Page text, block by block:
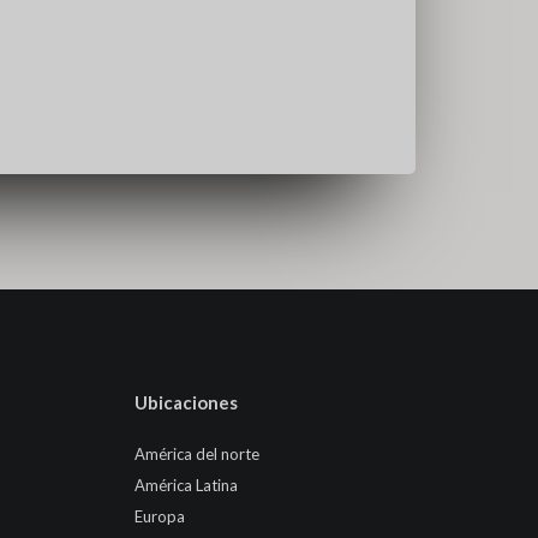
Ubicaciones
América del norte
América Latina
Europa